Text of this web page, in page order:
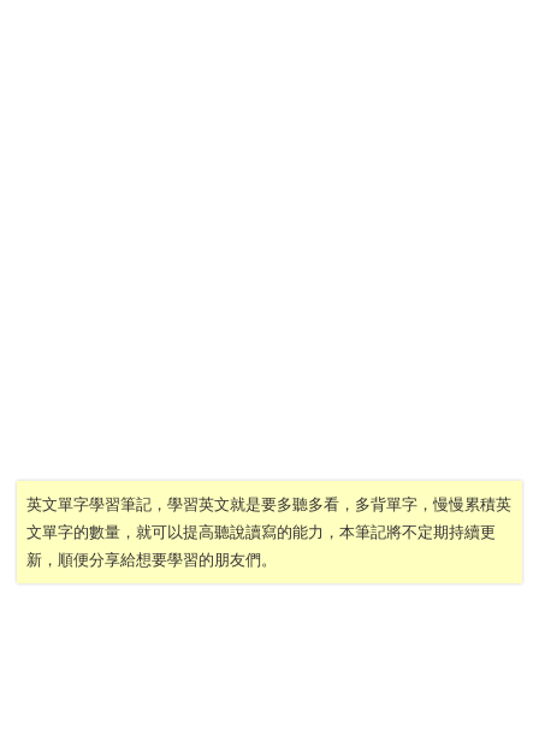
英文單字學習筆記，學習英文就是要多聽多看，多背單字，慢慢累積英
文單字的數量，就可以提高聽說讀寫的能力，本筆記將不定期持續更
新，順便分享給想要學習的朋友們。